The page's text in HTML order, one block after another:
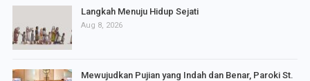
Langkah Menuju Hidup Sejati
Aug 8, 2026
Mewujudkan Pujian yang Indah dan Benar, Paroki St.